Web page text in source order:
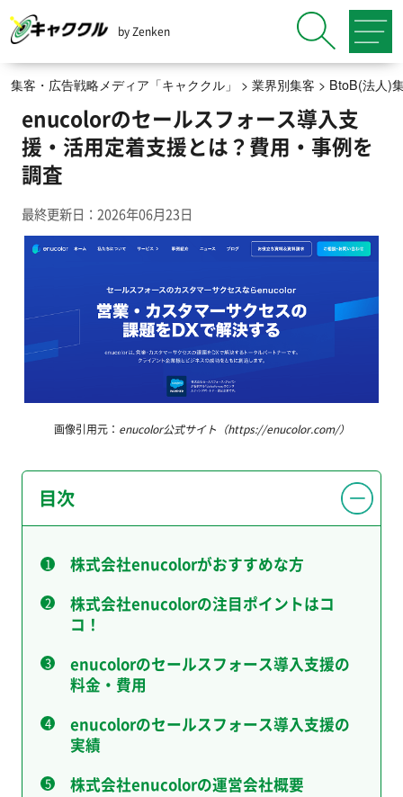
by Zenken
集客・広告戦略メディア「キャククル」 > 業界別集客 > BtoB(法人)
enucolorのセールスフォース導入支
援・活用定着支援とは？費用・事例を
調査
最終更新日：2026年06月23日
画像引用元： enucolor公式サイト（https://enucolor.com/）
目次
株式会社enucolorがおすすめな方
株式会社enucolorの注目ポイントはコ
コ！
enucolorのセールスフォース導入支援の
料金・費用
enucolorのセールスフォース導入支援の
実績
株式会社enucolorの運営会社概要